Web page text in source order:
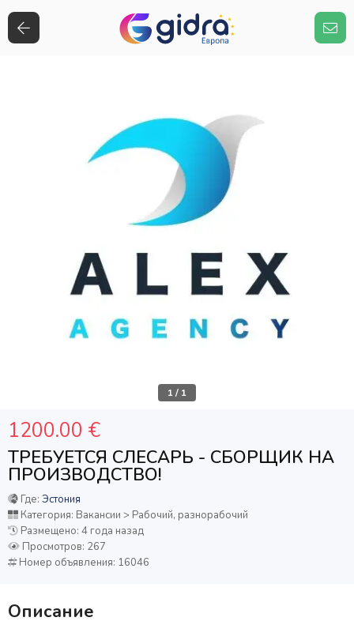
1/ 1
ТРЕБУЕТСЯ CЛЕСАРЬ - СБОРЩИК НА
ПРОИЗВОДСТВО!
1200.00 €
Где: Эстония
Категория: Вакансии > Рабочий, разнорабочий
Размещено: 4 года назад
Просмотров: 267
Номер объявления: 16046
Описание